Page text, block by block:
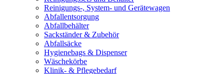
Reinigungs-, System- und Gerätewagen
Abfallentsorgung
Abfallbehälter
Sackständer & Zubehör
Abfallsäcke
Hygienebags & Dispenser
Wäschekörbe
Klinik- & Pflegebedarf